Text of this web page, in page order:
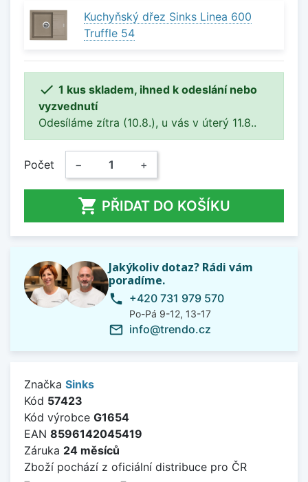
Kuchyňský dřez Sinks Linea 600
Truffle 54
 1 kus skladem, ihned k odeslání nebo
vyzvednutí
Odesíláme zítra (10.8.), u vás v úterý 11.8..
Počet − +
 PŘIDAT DO KOŠÍKU
Jakýkoliv dotaz? Rádi vám
poradíme.
phone +420 731 979 570
Po-Pá 9-12, 13-17
mail_outline info@trendo.cz
Značka Sinks
Kód 57423
Kód výrobce G1654
EAN 8596142045419
Záruka 24 měsíců
Zboží pochází z oficiální distribuce pro ČR